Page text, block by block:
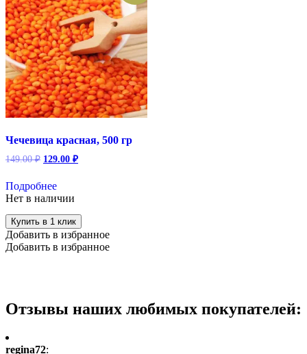
Чечевица красная, 500 гр
149.00₽ Первоначальная
цена
149.00 ₽.
129.00 ₽Текущая
цена:
Подробнее
Нет в наличии
Купить в 1 клик
Добавить в избранное
Добавить в избранное
Отзывы наших любимых покупателей:
regina72: